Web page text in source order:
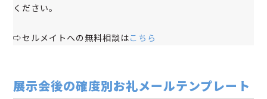
ください。
⇨セルメイトへの無料相談はこちら
展示会後の確度別お礼メールテンプレート